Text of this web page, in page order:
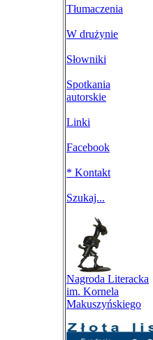
Tłumaczenia
W drużynie
Słowniki
Spotkania
autorskie
Linki
Facebook
* Kontakt
Szukaj...
Nagroda Literacka
im. Kornela
Makuszyńskiego